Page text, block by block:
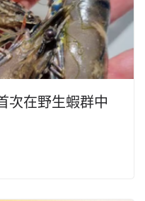
次在野生蝦群中